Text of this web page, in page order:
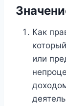
Как
или